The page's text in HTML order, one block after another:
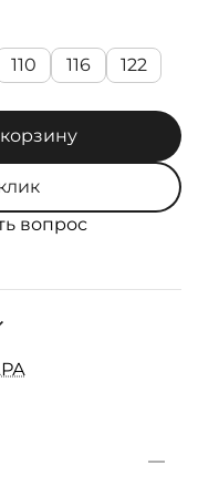
110 116 122
вопрос